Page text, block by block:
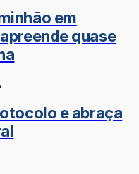
em
quase
e abraça